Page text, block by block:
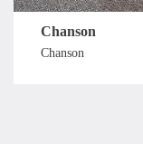
Chanson
Chanson